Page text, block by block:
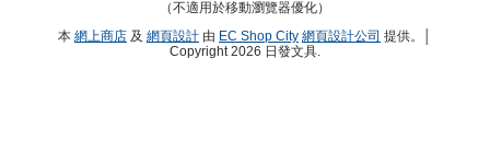
（不適用於移動瀏覽器優化）
本 網上商店 及 網頁設計 由 EC Shop City 網頁設計公司 提供。│
Copyright 2026 日發文具.